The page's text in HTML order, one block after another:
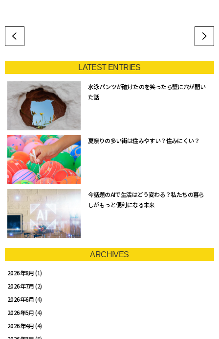
LATEST ENTRIES
水泳パンツが破けたのを笑ったら壁に穴が開い
た話
夏祭りの多い街は住みやすい？住みにくい？
今話題のAIで生活はどう変わる？私たちの暮ら
しがもっと便利になる未来
ARCHIVES
2026年8月(1)
2026年7月(2)
2026年6月(4)
2026年5月(4)
2026年4月(4)